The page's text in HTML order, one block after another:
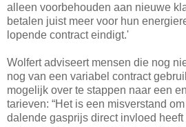
alleen voorbehouden aan nieuwe
betalen juist meer voor hun
lopende contract eindigt.'
Wolfert adviseert mensen die nog
nog van een variabel contract
mogelijk over te stappen naar een
tarieven: “Het is een misverstand
dalende gasprijs direct invloed